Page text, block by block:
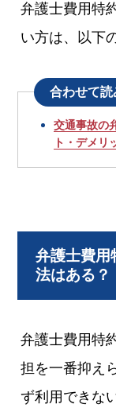
弁護士費用特
い方は、以下
合わせて
交通事故の
ト・デメリ
弁護士費用
法はある？
弁護士費用特
担を一番抑え
ず利用できな